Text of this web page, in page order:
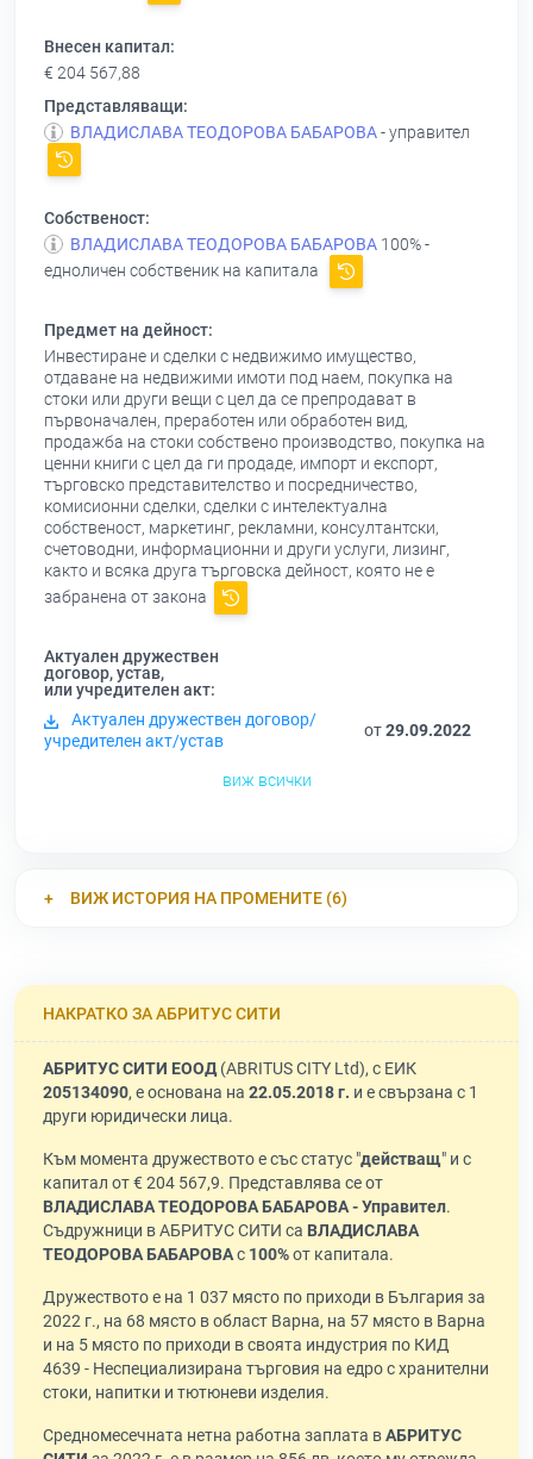
Внесен капитал:
€ 204 567,88
Представляващи:
ВЛАДИСЛАВА ТЕОДОРОВА БАБАРОВА- управител
Собственост:
ВЛАДИСЛАВА ТЕОДОРОВА БАБАРОВА 100% -
едноличен собственик на капитала
Предмет на дейност:
Инвестиране и сделки с недвижимо имущество,
отдаване на недвижими имоти под наем, покупка на
стоки или други вещи с цел да се препродават в
първоначален, преработен или обработен вид,
продажба на стоки собствено производство, покупка на
ценни книги с цел да ги продаде, импорт и експорт,
търговско представителство и посредничество,
комисионни сделки, сделки с интелектуална
собственост, маркетинг, рекламни, консултантски,
счетоводни, информационни и други услуги, лизинг,
както и всяка друга търговска дейност, която не е
забранена от закона
Актуален дружествен
договор, устав,
или учредителен акт:
Актуален дружествен договор/
учредителен акт/устав
от29.09.2022
виж всички
ВИЖ ИСТОРИЯ НА ПРОМЕНИТЕ (6)
НАКРАТКО ЗА АБРИТУС СИТИ
АБРИТУС СИТИ ЕООД(ABRITUS CITY Ltd), с ЕИК
205134090, е основана на 22.05.2018 г. и е свързана с 1
други юридически лица.
Към момента дружеството е със статус "действащ" и с
капитал от € 204 567,9. Представлява се от
ВЛАДИСЛАВА ТЕОДОРОВА БАБАРОВА - Управител.
Съдружници в АБРИТУС СИТИ са ВЛАДИСЛАВА
ТЕОДОРОВА БАБАРОВАс 100%от капитала.
Дружеството е на 1 037 място по приходи в България за
2022 г., на 68 място в област Варна, на 57 място в Варна
и на 5 място по приходи в своята индустрия по КИД
4639 - Неспециализирана търговия на едро с хранителни
стоки, напитки и тютюневи изделия.
Средномесечната нетна работна заплата вАБРИТУС